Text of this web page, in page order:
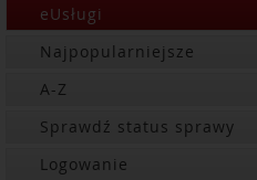
eUsługi
Najpopularniejsze
A-Z
Sprawdź status sprawy
Logowanie